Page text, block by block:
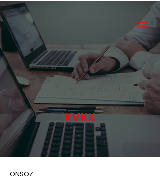
Dosya Takip Sistemi
KVKK
ÖNSÖZ